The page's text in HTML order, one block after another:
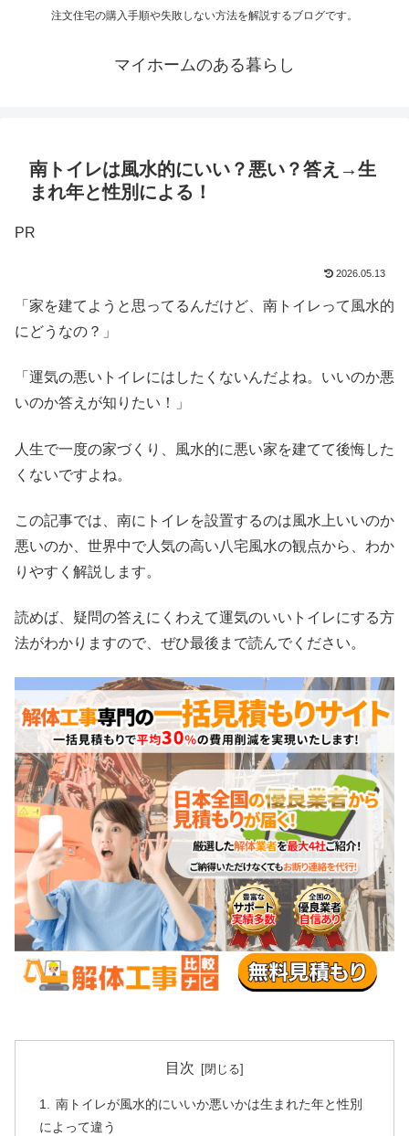
注文住宅の購入手順や失敗しない方法を解説するブログです。
マイホームのある暮らし
南トイレは風水的にいい？悪い？答え→生
まれ年と性別による！
PR
2026.05.13
「家を建てようと思ってるんだけど、南トイレって風水的
にどうなの？」
「運気の悪いトイレにはしたくないんだよね。いいのか悪
いのか答えが知りたい！」
人生で一度の家づくり、風水的に悪い家を建てて後悔した
くないですよね。
この記事では、南にトイレを設置するのは風水上いいのか
悪いのか、世界中で人気の高い八宅風水の観点から、わか
りやすく解説します。
読めば、疑問の答えにくわえて運気のいいトイレにする方
法がわかりますので、ぜひ最後まで読んでください。
目次
南トイレが風水的にいいか悪いかは生まれた年と性別
によって違う